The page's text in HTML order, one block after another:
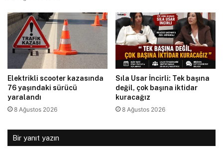
Elektrikli scooter kazasında
76 yaşındaki sürücü
yaralandı
8 Ağustos 2026
Sıla Usar İncirli: Tek başına
değil, çok başına iktidar
kuracağız
8 Ağustos 2026
Bir yanıt yazın